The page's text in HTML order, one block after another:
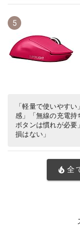
5
「軽量で使いやす
感」「無線の充電持
ボタンは慣れが必要
損はない」
全